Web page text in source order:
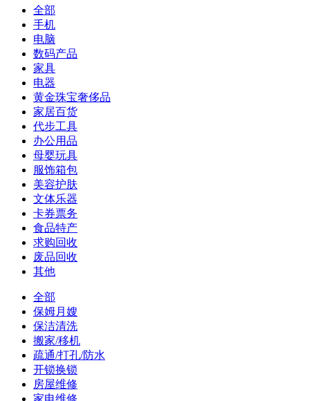
全部
手机
电脑
数码产品
家具
电器
黄金珠宝奢侈品
家居百货
代步工具
办公用品
母婴玩具
服饰箱包
美容护肤
文体乐器
卡券票务
食品特产
求购回收
废品回收
其他
全部
保姆月嫂
保洁清洗
搬家/移机
疏通/打孔/防水
开锁换锁
房屋维修
家电维修